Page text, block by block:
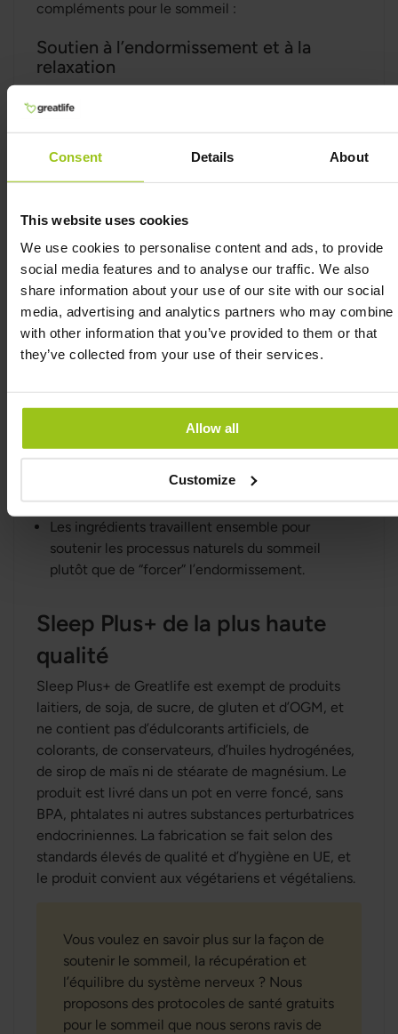
Consent Details About
This website uses cookies
We use cookies to personalise content and ads, to provide
social media features and to analyse our traffic. We also
share information about your use of our site with our social
media, advertising and analytics partners who may combine
with other information that you’ve provided to them or that
they’ve collected from your use of their services.
Allow all
Customize
compléments pour le sommeil :
Soutien à l’endormissement et à la
relaxation
Sleep Plus+ a été conçu pour aider le corps à se
détendre et faciliter l’endormissement.
le “bruit mental” avant le coucher.
sommeil et récupération
Sleep Plus+ peut favoriser un sommeil plus
profond et plus réparateur, permettant de se
sentir plus reposé.
Les nutriments soutiennent le système nerveux
et les muscles pendant la nuit pour une meilleure
Formule synergique avec nutriments
sous formes actives
Sleep Plus+ combine glycine, L-tryptophane,
taurine, magnésium, L-théanine, zinc et vitamine
B6 active dans une approche réfléchie.
Les ingrédients travaillent ensemble pour
soutenir les processus naturels du sommeil
plutôt que de “forcer” l’endormissement.
Sleep Plus+ de la plus haute
qualité
Sleep Plus+ de Greatlife est exempt de produits
laitiers, de soja, de sucre, de gluten et d’OGM, et
ne contient pas d’édulcorants artificiels, de
colorants, de conservateurs, d’huiles hydrogénées,
de sirop de maïs ni de stéarate de magnésium. Le
produit est livré dans un pot en verre foncé, sans
BPA, phtalates ni autres substances perturbatrices
endocriniennes. La fabrication se fait selon des
standards élevés de qualité et d’hygiène en UE, et
le produit convient aux végétariens et végétaliens.
Vous voulez en savoir plus sur la façon de
soutenir le sommeil, la récupération et
l’équilibre du système nerveux ? Nous
proposons des protocoles de santé gratuits
pour le sommeil que nous serons ravis de